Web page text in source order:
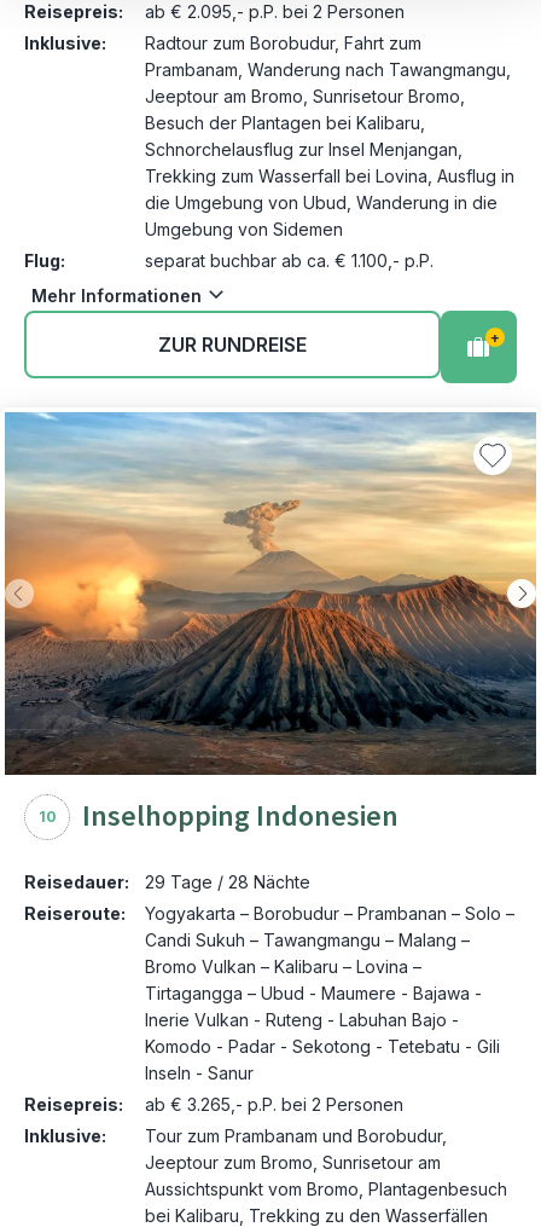
Reisepreis:
ab € 2.095,- p.P. bei 2 Personen
Inklusive:
Radtour zum Borobudur, Fahrt zum
Prambanam, Wanderung nach Tawangmangu,
Jeeptour am Bromo, Sunrisetour Bromo,
Besuch der Plantagen bei Kalibaru,
Schnorchelausflug zur Insel Menjangan,
Trekking zum Wasserfall bei Lovina, Ausflug in
die Umgebung von Ubud, Wanderung in die
Umgebung von Sidemen
Flug:
separat buchbar ab ca. € 1.100,- p.P.
Mehr Informationen
ZUR RUNDREISE +
10 Inselhopping Indonesien
Reisedauer:
29 Tage / 28 Nächte
Reiseroute:
Yogyakarta – Borobudur – Prambanan – Solo –
Candi Sukuh – Tawangmangu – Malang –
Bromo Vulkan – Kalibaru – Lovina –
Tirtagangga – Ubud - Maumere - Bajawa -
Inerie Vulkan - Ruteng - Labuhan Bajo -
Komodo - Padar - Sekotong - Tetebatu - Gili
Inseln - Sanur
Reisepreis:
ab € 3.265,- p.P. bei 2 Personen
Inklusive:
Tour zum Prambanam und Borobudur,
Jeeptour zum Bromo, Sunrisetour am
Aussichtspunkt vom Bromo, Plantagenbesuch
bei Kalibaru, Trekking zu den Wasserfällen